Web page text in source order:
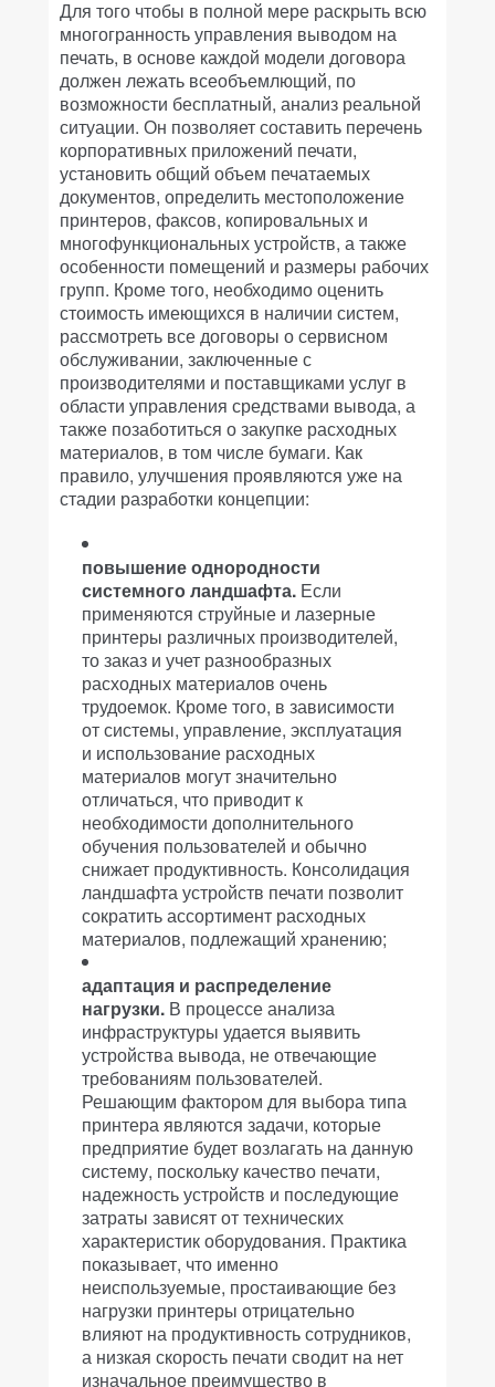
Для того чтобы в полной мере раскрыть всю
многогранность управления выводом на
печать, в основе каждой модели договора
должен лежать всеобъемлющий, по
возможности бесплатный, анализ реальной
ситуации. Он позволяет составить перечень
корпоративных приложений печати,
установить общий объем печатаемых
документов, определить местоположение
принтеров, факсов, копировальных и
многофункциональных устройств, а также
особенности помещений и размеры рабочих
групп. Кроме того, необходимо оценить
стоимость имеющихся в наличии систем,
рассмотреть все договоры о сервисном
обслуживании, заключенные с
производителями и поставщиками услуг в
области управления средствами вывода, а
также позаботиться о закупке расходных
материалов, в том числе бумаги. Как
правило, улучшения проявляются уже на
стадии разработки концепции:
повышение однородности
системного ландшафта. Если
применяются струйные и лазерные
принтеры различных производителей,
то заказ и учет разнообразных
расходных материалов очень
трудоемок. Кроме того, в зависимости
от системы, управление, эксплуатация
и использование расходных
материалов могут значительно
отличаться, что приводит к
необходимости дополнительного
обучения пользователей и обычно
снижает продуктивность. Консолидация
ландшафта устройств печати позволит
сократить ассортимент расходных
материалов, подлежащий хранению;
адаптация и распределение
нагрузки. В процессе анализа
инфраструктуры удается выявить
устройства вывода, не отвечающие
требованиям пользователей.
Решающим фактором для выбора типа
принтера являются задачи, которые
предприятие будет возлагать на данную
систему, поскольку качество печати,
надежность устройств и последующие
затраты зависят от технических
характеристик оборудования. Практика
показывает, что именно
неиспользуемые, простаивающие без
нагрузки принтеры отрицательно
влияют на продуктивность сотрудников,
а низкая скорость печати сводит на нет
изначальное преимущество в